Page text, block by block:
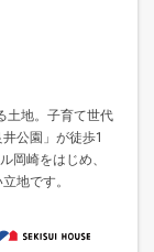
土地。子育て世代
公園」が徒歩1
岡崎をはじめ、
地です。